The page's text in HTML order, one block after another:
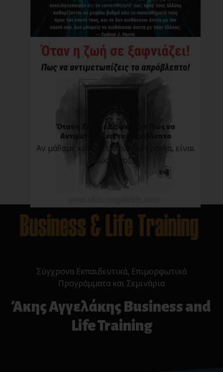
ζωή τους χ[...]
Όταν η Ζωή Σε Ξαφνιάζει: Πώς να
Αντιμετωπίζεις το Απρόβλεπτο
Αν μάθαμε κάτι τα τελευταία χρόνια, είναι
πως τίπο[...]
Σύγχρονα Εκπαιδευτικά, Επιμορφωτικά
Προγράμματα και Σεμινάρια
Άκης Αγγελάκης Business and
Life Training